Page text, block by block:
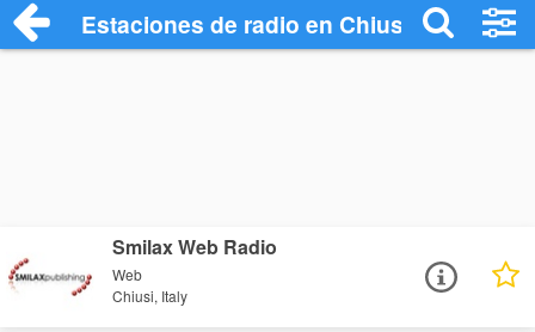
Estaciones de radio en Chiusi -
Smilax Web Radio
Web
Chiusi, Italy